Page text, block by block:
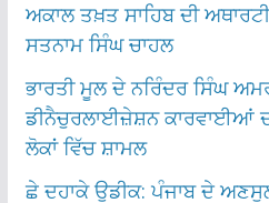
ਅਕਾਲ ਤਖ਼ਤ ਸਾਹਿਬ ਦੀ
ਸਤਨਾਮ ਸਿੰਘ ਚਾਹਲ
ਭਾਰਤੀ ਮੂਲ ਦੇ ਨਰਿੰਦਰ ਸਿੰਘ
ਡੀਨੈਚੁਰਲਾਈਜ਼ੇਸ਼ਨ ਕਾਰਵਾਈਆਂ
ਲੋਕਾਂ ਵਿੱਚ ਸ਼ਾਮਲ
ਛੇ ਦਹਾਕੇ ਉਡੀਕ: ਪੰਜਾਬ ਦੇ